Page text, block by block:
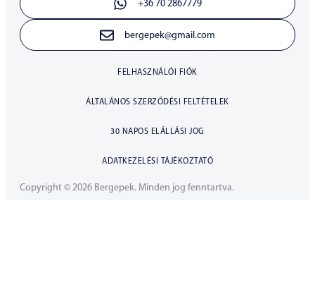
+36 70 2867779
bergepek@gmail.com
FELHASZNÁLÓI FIÓK
ÁLTALÁNOS SZERZŐDÉSI FELTÉTELEK
30 NAPOS ELÁLLÁSI JOG
ADATKEZELÉSI TÁJÉKOZTATÓ
Copyright © 2026 Bergepek. Minden jog fenntartva.